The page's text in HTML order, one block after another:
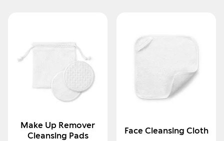
Make Up Remover
Cleansing Pads
Face Cleansing Cloth